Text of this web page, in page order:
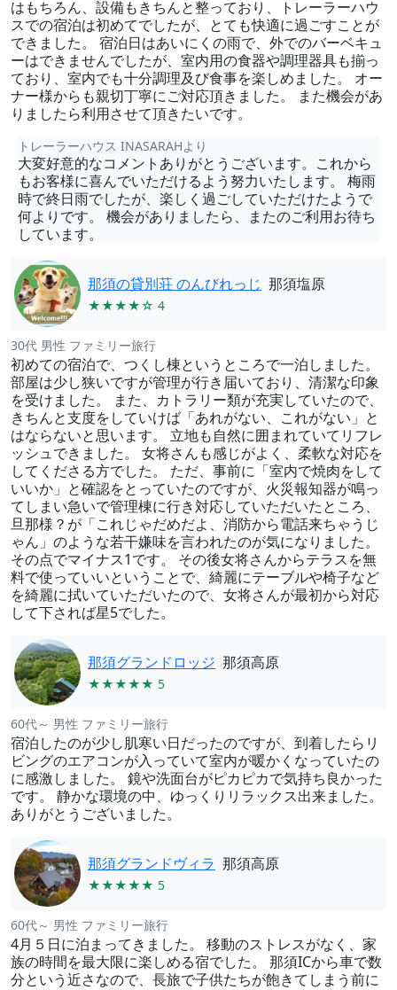
はもちろん、設備もきちんと整っており、トレーラーハウ
スでの宿泊は初めてでしたが、とても快適に過ごすことが
できました。 宿泊日はあいにくの雨で、外でのバーベキュ
ーはできませんでしたが、室内用の食器や調理器具も揃っ
ており、室内でも十分調理及び食事を楽しめました。 オー
ナー様からも親切丁寧にご対応頂きました。 また機会があ
りましたら利用させて頂きたいです。
トレーラーハウス INASARAHより
大変好意的なコメントありがとうございます。これから
もお客様に喜んでいただけるよう努力いたします。 梅雨
時で終日雨でしたが、楽しく過ごしていただけたようで
何よりです。 機会がありましたら、またのご利用お待ち
しています。
那須の貸別荘 のんびれっじ 那須塩原
★★★★☆ 4
30代 男性 ファミリー旅行
初めての宿泊で、つくし棟というところで一泊しました。
部屋は少し狭いですが管理が行き届いており、清潔な印象
を受けました。 また、カトラリー類が充実していたので、
きちんと支度をしていけば「あれがない、これがない」と
はならないと思います。 立地も自然に囲まれていてリフレ
ッシュできました。 女将さんも感じがよく、柔軟な対応を
してくださる方でした。 ただ、事前に「室内で焼肉をして
いいか」と確認をとっていたのですが、火災報知器が鳴っ
てしまい急いで管理棟に行き対応していただいたところ、
旦那様？が「これじゃだめだよ、消防から電話来ちゃうじ
ゃん」のような若干嫌味を言われたのが気になりました。
その点でマイナス1です。 その後女将さんからテラスを無
料で使っていいということで、綺麗にテーブルや椅子など
を綺麗に拭いていただいたので、女将さんが最初から対応
して下されば星5でした。
那須グランドロッジ 那須高原
★★★★★ 5
60代～ 男性 ファミリー旅行
宿泊したのが少し肌寒い日だったのですが、到着したらリ
ビングのエアコンが入っていて室内が暖かくなっていたの
に感激しました。 鏡や洗面台がピカピカで気持ち良かった
です。 静かな環境の中、ゆっくりリラックス出来ました。
ありがとうございました。
那須グランドヴィラ 那須高原
★★★★★ 5
60代～ 男性 ファミリー旅行
4月５日に泊まってきました。 移動のストレスがなく、家
族の時間を最大限に楽しめる宿でした。 那須ICから車で数
分という近さなので、長旅で子供たちが飽きてしまう前に